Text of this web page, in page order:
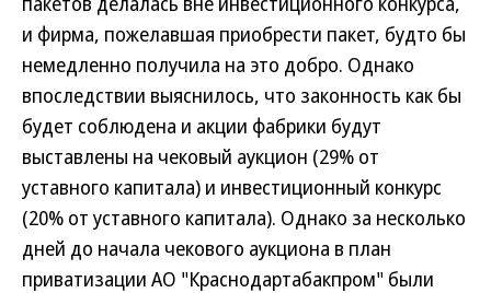
и фирма, пожелавшая приобрести пакет, будто бы
немедленно получила на это добро. Однако
впоследствии выяснилось, что законность как бы
будет соблюдена и акции фабрики будут
выставлены на чековый аукцион (29% от
уставного капитала) и инвестиционный конкурс
(20% от уставного капитала). Однако за несколько
дней до начала чекового аукциона в план
приватизации АО "Краснодартабакпром" были